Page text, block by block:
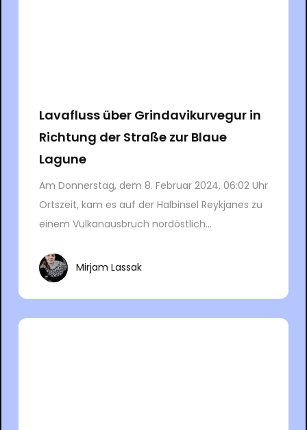
Lavafluss über Grindavikurvegur in
Richtung der Straße zur Blaue
Lagune
Am Donnerstag, dem 8. Februar 2024, 06:02 Uhr
Ortszeit, kam es auf der Halbinsel Reykjanes zu
einem Vulkanausbruch nordöstlich...
Mirjam Lassak